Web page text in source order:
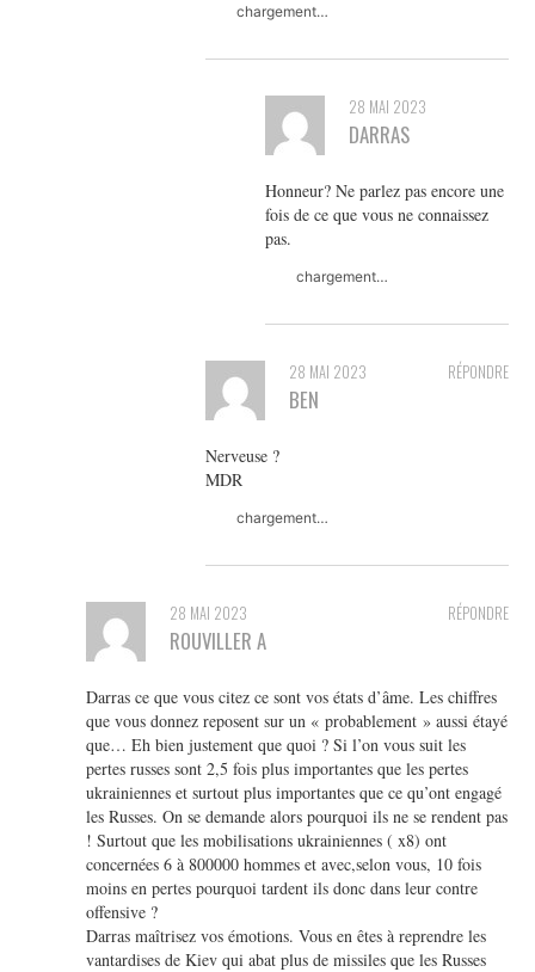
chargement…
28 MAI 2023
DARRAS
Honneur? Ne parlez pas encore une
fois de ce que vous ne connaissez
pas.
chargement…
RÉPONDRE
28 MAI 2023
BEN
Nerveuse ?
MDR
chargement…
RÉPONDRE
28 MAI 2023
ROUVILLER A
Darras ce que vous citez ce sont vos états d’âme. Les chiffres
que vous donnez reposent sur un « probablement » aussi étayé
que… Eh bien justement que quoi ? Si l’on vous suit les
pertes russes sont 2,5 fois plus importantes que les pertes
ukrainiennes et surtout plus importantes que ce qu’ont engagé
les Russes. On se demande alors pourquoi ils ne se rendent pas
! Surtout que les mobilisations ukrainiennes ( x8) ont
concernées 6 à 800000 hommes et avec,selon vous, 10 fois
moins en pertes pourquoi tardent ils donc dans leur contre
offensive ?
Darras maîtrisez vos émotions. Vous en êtes à reprendre les
vantardises de Kiev qui abat plus de missiles que les Russes